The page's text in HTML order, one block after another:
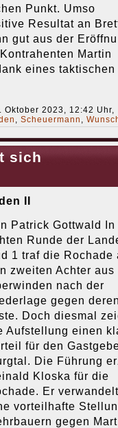
Punkt. Umso
Resultat an
gut aus der
Martin
eines taktischen
Oktober 2023, 12:42 Uhr,
, Scheuermann ,
sich
II
Patrick Gottwald In
Runde der
1 traf die Rochade
zweiten Achter aus
nach der
gegen
Doch diesmal
Aufstellung einen
für den
Die Führung
Kloska für die
Er
vorteilhafte
gegen